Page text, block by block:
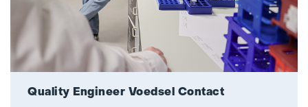
Quality Engineer Voedsel Contact